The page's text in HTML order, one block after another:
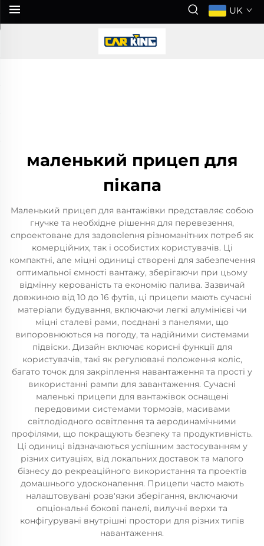
UK
маленький прицеп для
пікапа
Маленький прицеп для вантажівки представляє собою
гнучке та необхідне рішення для перевезення,
спроектоване для задовolenня різноманітних потреб як
комерційних, так і особистих користувачів. Ці
компактні, але міцні одиниці створені для забезпечення
оптимальної ємності вантажу, зберігаючи при цьому
відмінну керованість та економію палива. Зазвичай
довжиною від 10 до 16 футів, ці прицепи мають сучасні
матеріали будування, включаючи легкі алумінієві чи
міцні сталеві рами, поєднані з панелями, що
випоровнюються на погоду, та надійними системами
підвіски. Дизайн включає корисні функції для
користувачів, такі як регулювані положення коліс,
багато точок для закріплення навантаження та прості у
використанні рампи для завантаження. Сучасні
маленькі прицепи для вантажівок оснащені
передовими системами тормозів, масивами
світлодіодного освітлення та аеродинамічними
профілями, що покращують безпеку та продуктивність.
Ці одиниці відзначаються успішним застосуванням у
різних ситуаціях, від локальних доставок та малого
бізнесу до рекреаційного використання та проектів
домашнього удосконалення. Прицепи часто мають
налаштовувані розв'язки зберігання, включаючи
опціональні бокові панелі, вилучні верхи та
конфігурувані внутрішні простори для різних типів
навантаження.